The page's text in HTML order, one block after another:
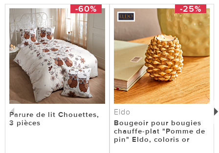
-60%
Parure de lit Chouettes,
3 pièces
-25%
Eldo
Bougeoir pour bougies
chauffe-plat "Pomme de
pin" Eldo, coloris or